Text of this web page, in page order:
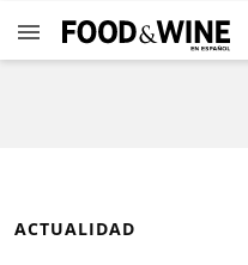
ACTUALIDAD